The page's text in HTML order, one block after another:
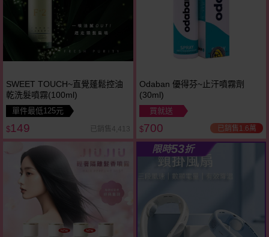
SWEET TOUCH~直覺蓬鬆控油
乾洗髮噴霧(100ml)
單件最低125元
$149 已銷售4,413
Odaban 優得芬~止汗噴霧劑
(30ml)
買就送
$700 已銷售1.6萬
限時53折